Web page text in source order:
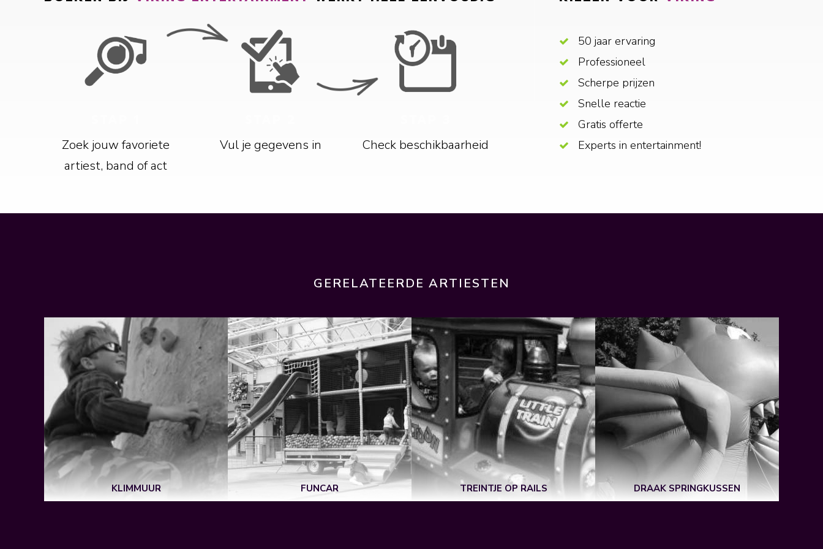
Zoek jouw favoriete
artiest, band of act
Vul je gegevens in Check beschikbaarheid
50 jaar ervaring
Professioneel
Scherpe prijzen
Snelle reactie
Gratis offerte
Experts in entertainment!
GERELATEERDE ARTIESTEN
KLIMMUUR FUNCAR TREINTJE OP RAILS DRAAK SPRINGKUSSEN